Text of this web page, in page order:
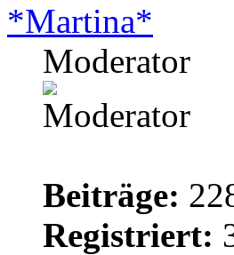
*Martina*
Moderator
Beiträge:
Registriert: